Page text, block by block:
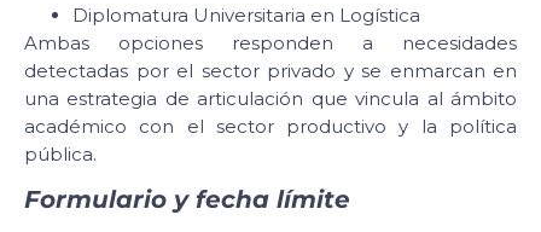
Diplomatura Universitaria en Logística
Ambas opciones responden a necesidades
detectadas por el sector privado y se enmarcan en
una estrategia de articulación que vincula al ámbito
académico con el sector productivo y la política
pública.
Formulario y fecha límite